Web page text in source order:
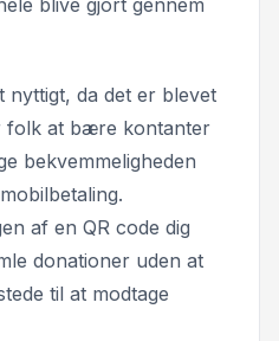
da det er blevet
folk at bære kontanter
bekvemmeligheden
af en QR code dig
donationer uden at
til at modtage